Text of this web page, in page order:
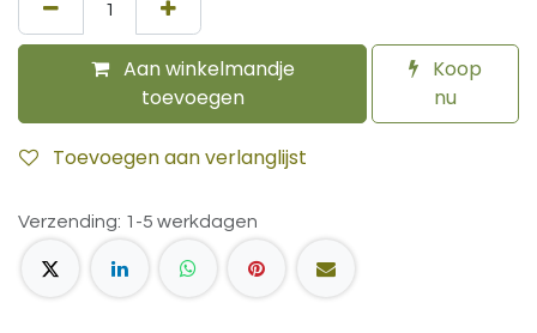
Aan winkelmandje
toevoegen
Koop
nu
Toevoegen aan verlanglijst
Verzending: 1-5 werkdagen